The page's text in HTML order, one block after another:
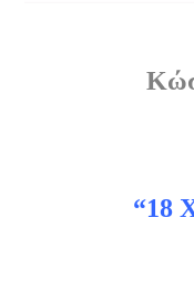
“18